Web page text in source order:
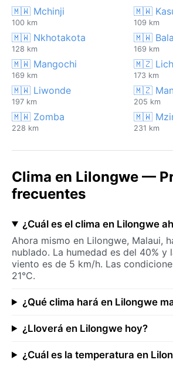
🇲🇼 Mchinji
100 km
🇲🇼
109 km
🇲🇼 Nkhotakota
128 km
🇲🇼
169 km
🇲🇼 Mangochi
169 km
🇲🇿
173 km
🇲🇼 Liwonde
197 km
🇲🇿
205 km
🇲🇼 Zomba
228 km
🇲🇼
231 km
Clima en Lilongwe —
frecuentes
¿Cuál es el clima en Lilongwe
Ahora mismo en Lilongwe, Malaui,
nublado. La humedad es del 40% y
viento es de 5 km/h. Las
21°C.
¿Qué clima hará en Lilongwe
¿Lloverá en Lilongwe hoy?
¿Cuál es la temperatura en